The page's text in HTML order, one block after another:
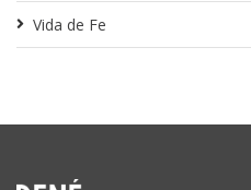
Vida de Fe